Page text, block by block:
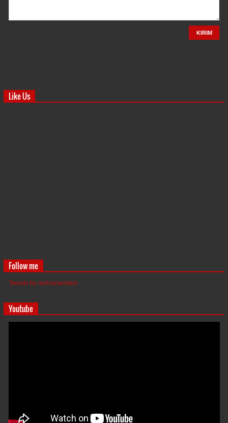
Like Us
Follow me
Tweets by rentcarsentani
Youtube